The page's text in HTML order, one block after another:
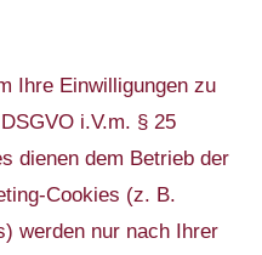
Ihre Einwilligungen zu
i.V.m. § 25
dienen dem Betrieb der
Cookies (z. B.
werden nur nach Ihrer